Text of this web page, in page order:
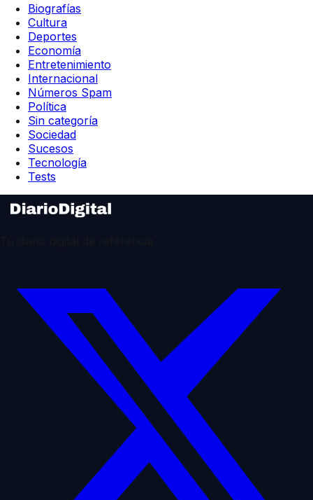
Biografías
Cultura
Deportes
Economía
Entretenimiento
Internacional
Números Spam
Política
Sin categoría
Sociedad
Sucesos
Tecnología
Tests